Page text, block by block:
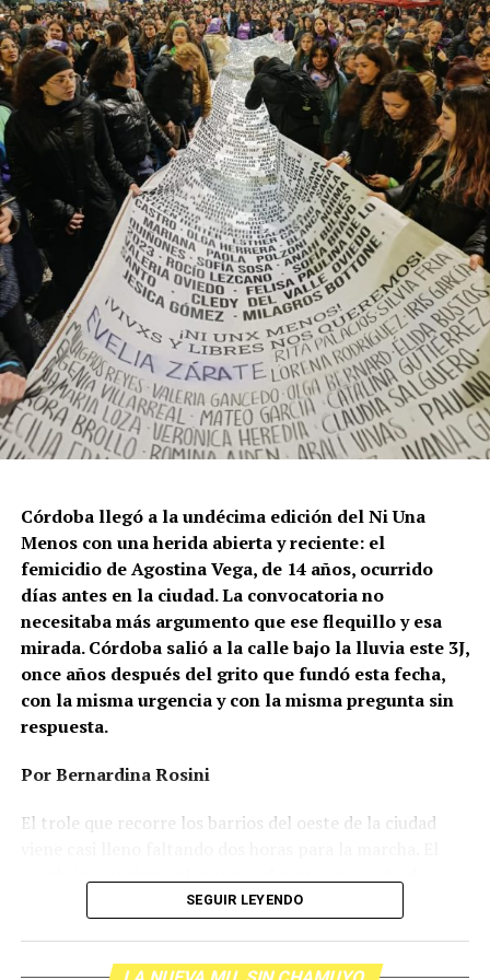
bonaerense, para conocer y escuchar a isleños,
productores, docentes, ambientalistas y vecinos que
resisten otra avanzada sobre un territorio en disputa.
Por Francisco Pandolfi
Gonzalo Giles, pensador y
Ganar la vida: La historia de (no)
Su hijo Ciro tenía 120 veces más agrotóxicos que lo
Córdoba llegó a la undécima edición del Ni Una
Menos con una herida abierta y reciente: el
femicidio de Agostina Vega, de 14 años, ocurrido
días antes en la ciudad. La convocatoria no
necesitaba más argumento que ese flequillo y esa
mirada. Córdoba salió a la calle bajo la lluvia este 3J,
once años después del grito que fundó esta fecha,
con la misma urgencia y con la misma pregunta sin
respuesta.
Por Bernardina Rosini
El trole que recorre los barrios del oeste de la ciudad
Agostina Vega, 14 años. Era fácil intuir que será una
marcha que desbordará una ciudad que expresa
SEGUIR LEYENDO